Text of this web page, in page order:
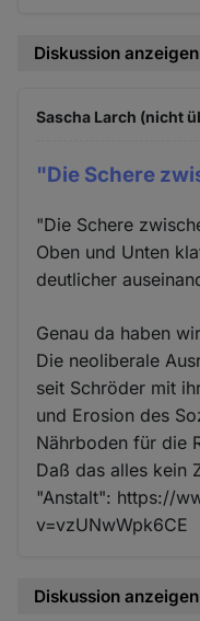
Diskussion anzeigen
Sascha Larch (nicht
"Die Schere
"Die Schere
Oben und Unten
deutlicher
Genau da haben
Die neoliberale
seit Schröder mit
und Erosion des
Nährboden für die
Daß das alles kein
"Anstalt": https://
v=vzUNwWpk6CE
Diskussion anzeigen